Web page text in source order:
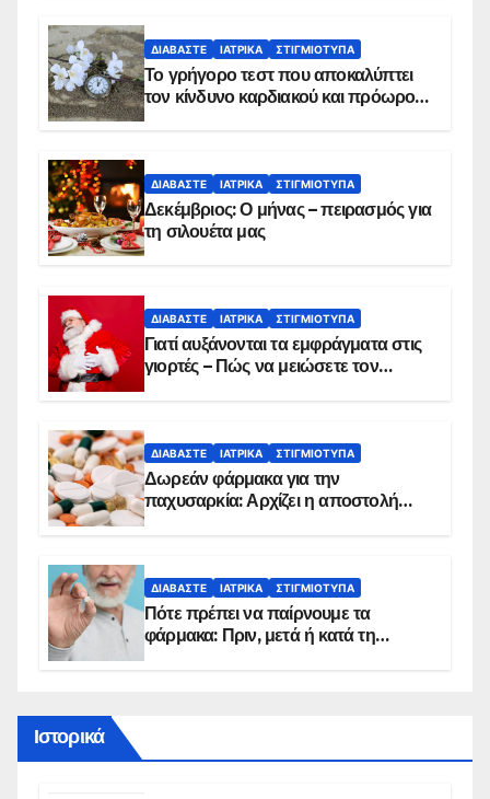
ΔΙΑΒΆΣΤΕ ΙΑΤΡΙΚΆ ΣΤΙΓΜΙΌΤΥΠΑ
Το γρήγορο τεστ που αποκαλύπτει
τον κίνδυνο καρδιακού και πρόωρου
ΔΙΑΒΆΣΤΕ ΙΑΤΡΙΚΆ ΣΤΙΓΜΙΌΤΥΠΑ
Δεκέμβριος: Ο μήνας – πειρασμός για
τη σιλουέτα μας
ΔΙΑΒΆΣΤΕ ΙΑΤΡΙΚΆ ΣΤΙΓΜΙΌΤΥΠΑ
Γιατί αυξάνονται τα εμφράγματα στις
γιορτές – Πώς να μειώσετε τον
ΔΙΑΒΆΣΤΕ ΙΑΤΡΙΚΆ ΣΤΙΓΜΙΌΤΥΠΑ
Δωρεάν φάρμακα για την
παχυσαρκία: Αρχίζει η αποστολή
ΔΙΑΒΆΣΤΕ ΙΑΤΡΙΚΆ ΣΤΙΓΜΙΌΤΥΠΑ
Πότε πρέπει να παίρνουμε τα
φάρμακα: Πριν, μετά ή κατά τη
Ιστορικά